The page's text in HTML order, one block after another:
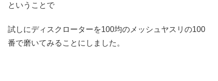
ということで
試しにディスクローターを100均のメッシュヤスリの100
番で磨いてみることにしました。